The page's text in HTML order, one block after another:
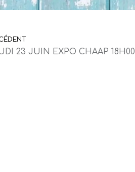
23 JUIN EXPO CHAAP 18H00